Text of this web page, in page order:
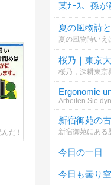
某ﾅｰｽ、孫が
夏の風物詩
新宿御苑の
今日の一日
今日も曇り空